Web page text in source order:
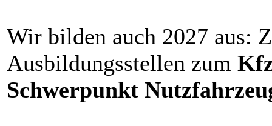
Wir bilden auch 2027 aus:
Ausbildungsstellen zum
Schwerpunkt